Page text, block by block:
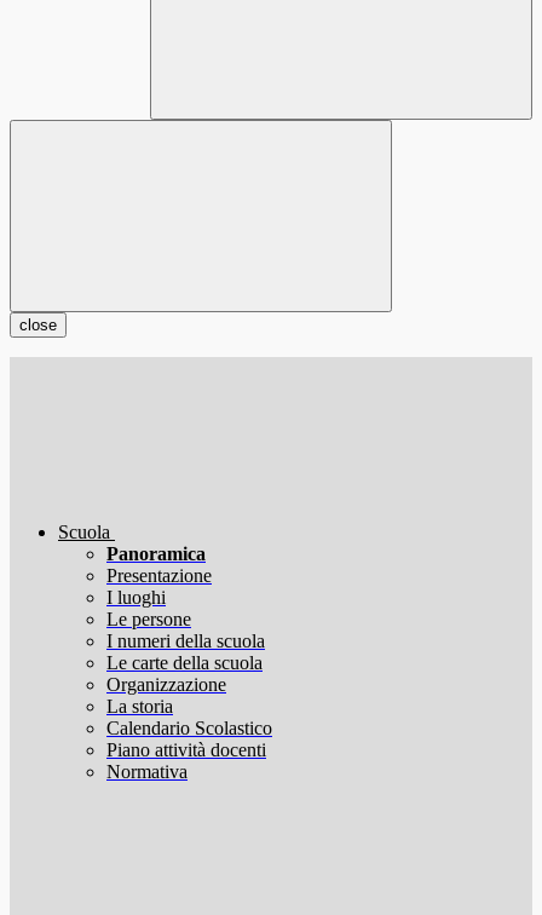
close
Scuola
Panoramica
Presentazione
I luoghi
Le persone
I numeri della scuola
Le carte della scuola
Organizzazione
La storia
Calendario Scolastico
Piano attività docenti
Normativa